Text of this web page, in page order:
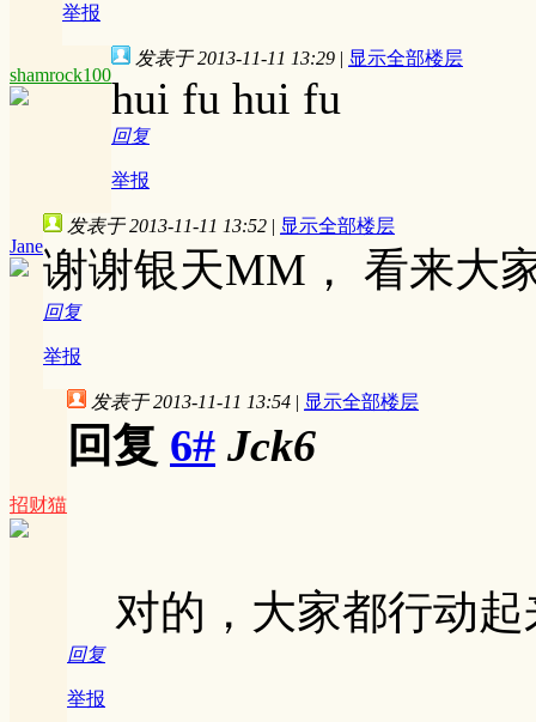
举报
shamrock100
发表于 2013-11-11 13:29 | 显示全部楼层
hui fu hui fu
回复
举报
Jane
发表于 2013-11-11 13:52 | 显示全部楼层
谢谢银天MM， 看来大
回复
举报
招财猫
发表于 2013-11-11 13:54 | 显示全部楼层
回复 6# Jck6
对的，大家都行动起
回复
举报